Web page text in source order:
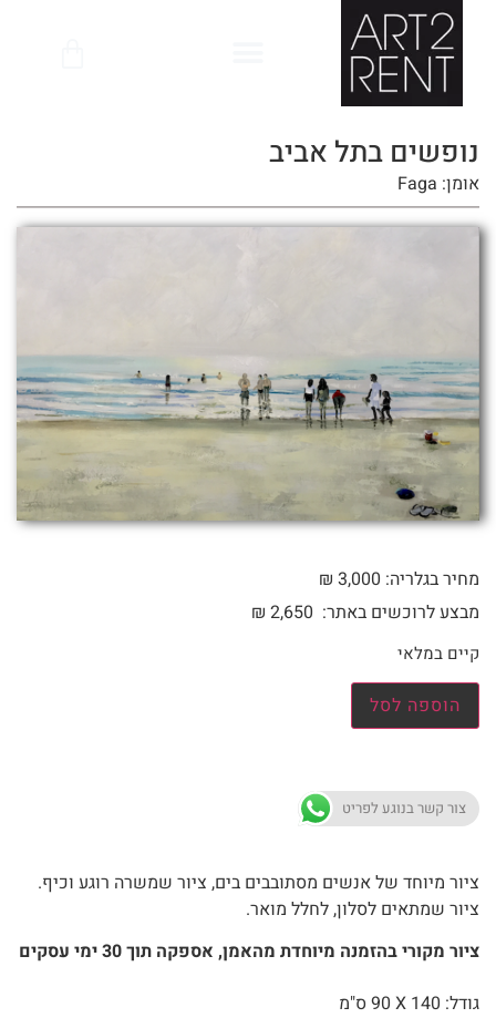
נופשים בתל אביב
אומן: Faga
מחיר בגלריה: 3,000 ₪
מבצע לרוכשים באתר:
₪ 2,650
קיים במלאי
הוספה לסל
צור קשר בנוגע לפריט
ציור מיוחד של אנשים מסתובבים בים, ציור שמשרה רוגע וכיף.
ציור שמתאים לסלון, לחלל מואר.
ציור מקורי בהזמנה מיוחדת מהאמן, אספקה תוך 30 ימי עסקים
גודל: 140 X
90 ס"מ